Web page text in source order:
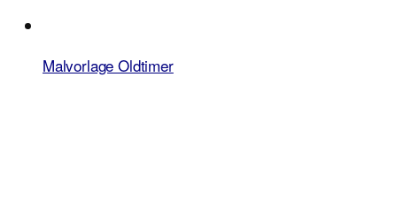
Malvorlage Oldtimer